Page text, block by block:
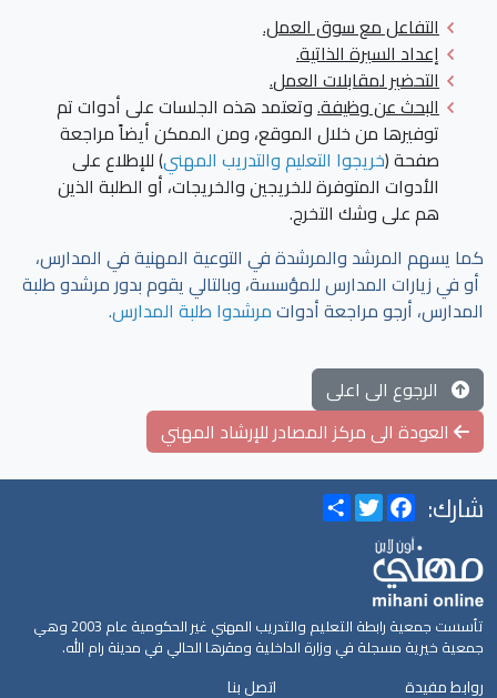
التفاعل مع سوق العمل.
إعداد السيرة الذاتية.
التحضير لمقابلات العمل.
البحث عن وظيفة.وتعتمد هذه الجلسات على أدوات تم
توفيرها من خلال الموقع، ومن الممكن أيضاً مراجعة
صفحة(خريجوا التعليم والتدريب المهني) للإطلاع على
الأدوات المتوفرة للخريجين والخريجات، أو الطلبة الذين
هم على وشك التخرج.
كما يسهم المرشد والمرشدة في التوعية المهنية في المدارس،
أو في زيارات المدارس للمؤسسة، وبالتالي يقوم بدور مرشدو طلبة
المدارس، أرجو مراجعة أدواتمرشدوا طلبة المدارس.
الرجوع الى اعلى
العودة الى مركز المصادر للإرشاد المهني
شارك: ShareTwitterFacebook
تأسست جمعية رابطة التعليم والتدريب المهني غير الحكومية عام 2003 وهي
جمعية خيرية مسجلة في وزارة الداخلية ومقرها الحالي في مدينة رام الله.
روابط مفيدة اتصل بنا